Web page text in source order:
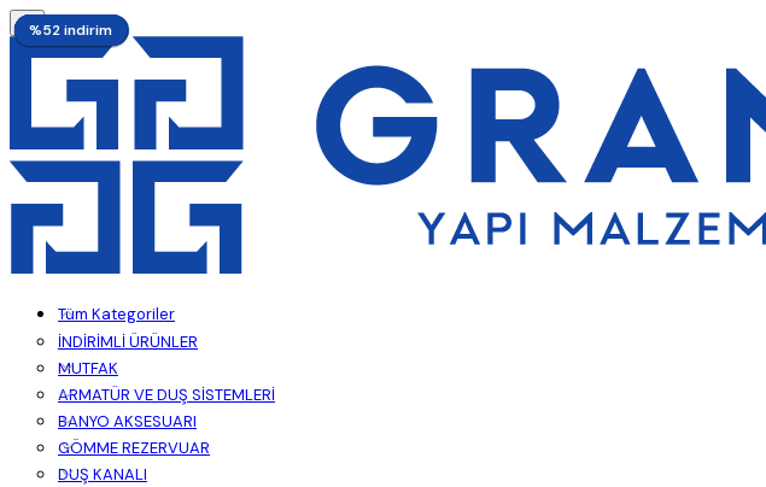
Tüm Kategoriler
İNDİRİMLİ ÜRÜNLER
MUTFAK
ARMATÜR VE DUŞ SİSTEMLERİ
BANYO AKSESUARI
GÖMME REZERVUAR
DUŞ KANALI
%50 indirim
%48 indirim
%52 indirim
%52 indirim
%52 indirim
%52 indirim
%52 indirim